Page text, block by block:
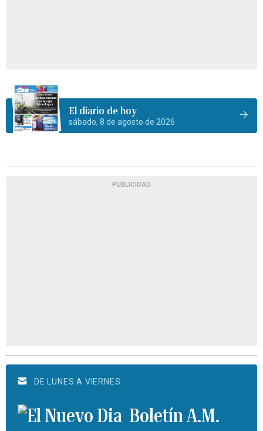
El diario de hoy
sábado, 8 de agosto de 2026
PUBLICIDAD
DE LUNES A VIERNES
Boletín A.M.